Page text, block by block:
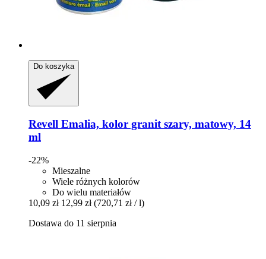
Do koszyka
Revell Emalia, kolor granit szary, matowy, 14
ml
-22%
Mieszalne
Wiele różnych kolorów
Do wielu materiałów
10,09 zł 12,99 zł (720,71 zł / l)
Dostawa do 11 sierpnia